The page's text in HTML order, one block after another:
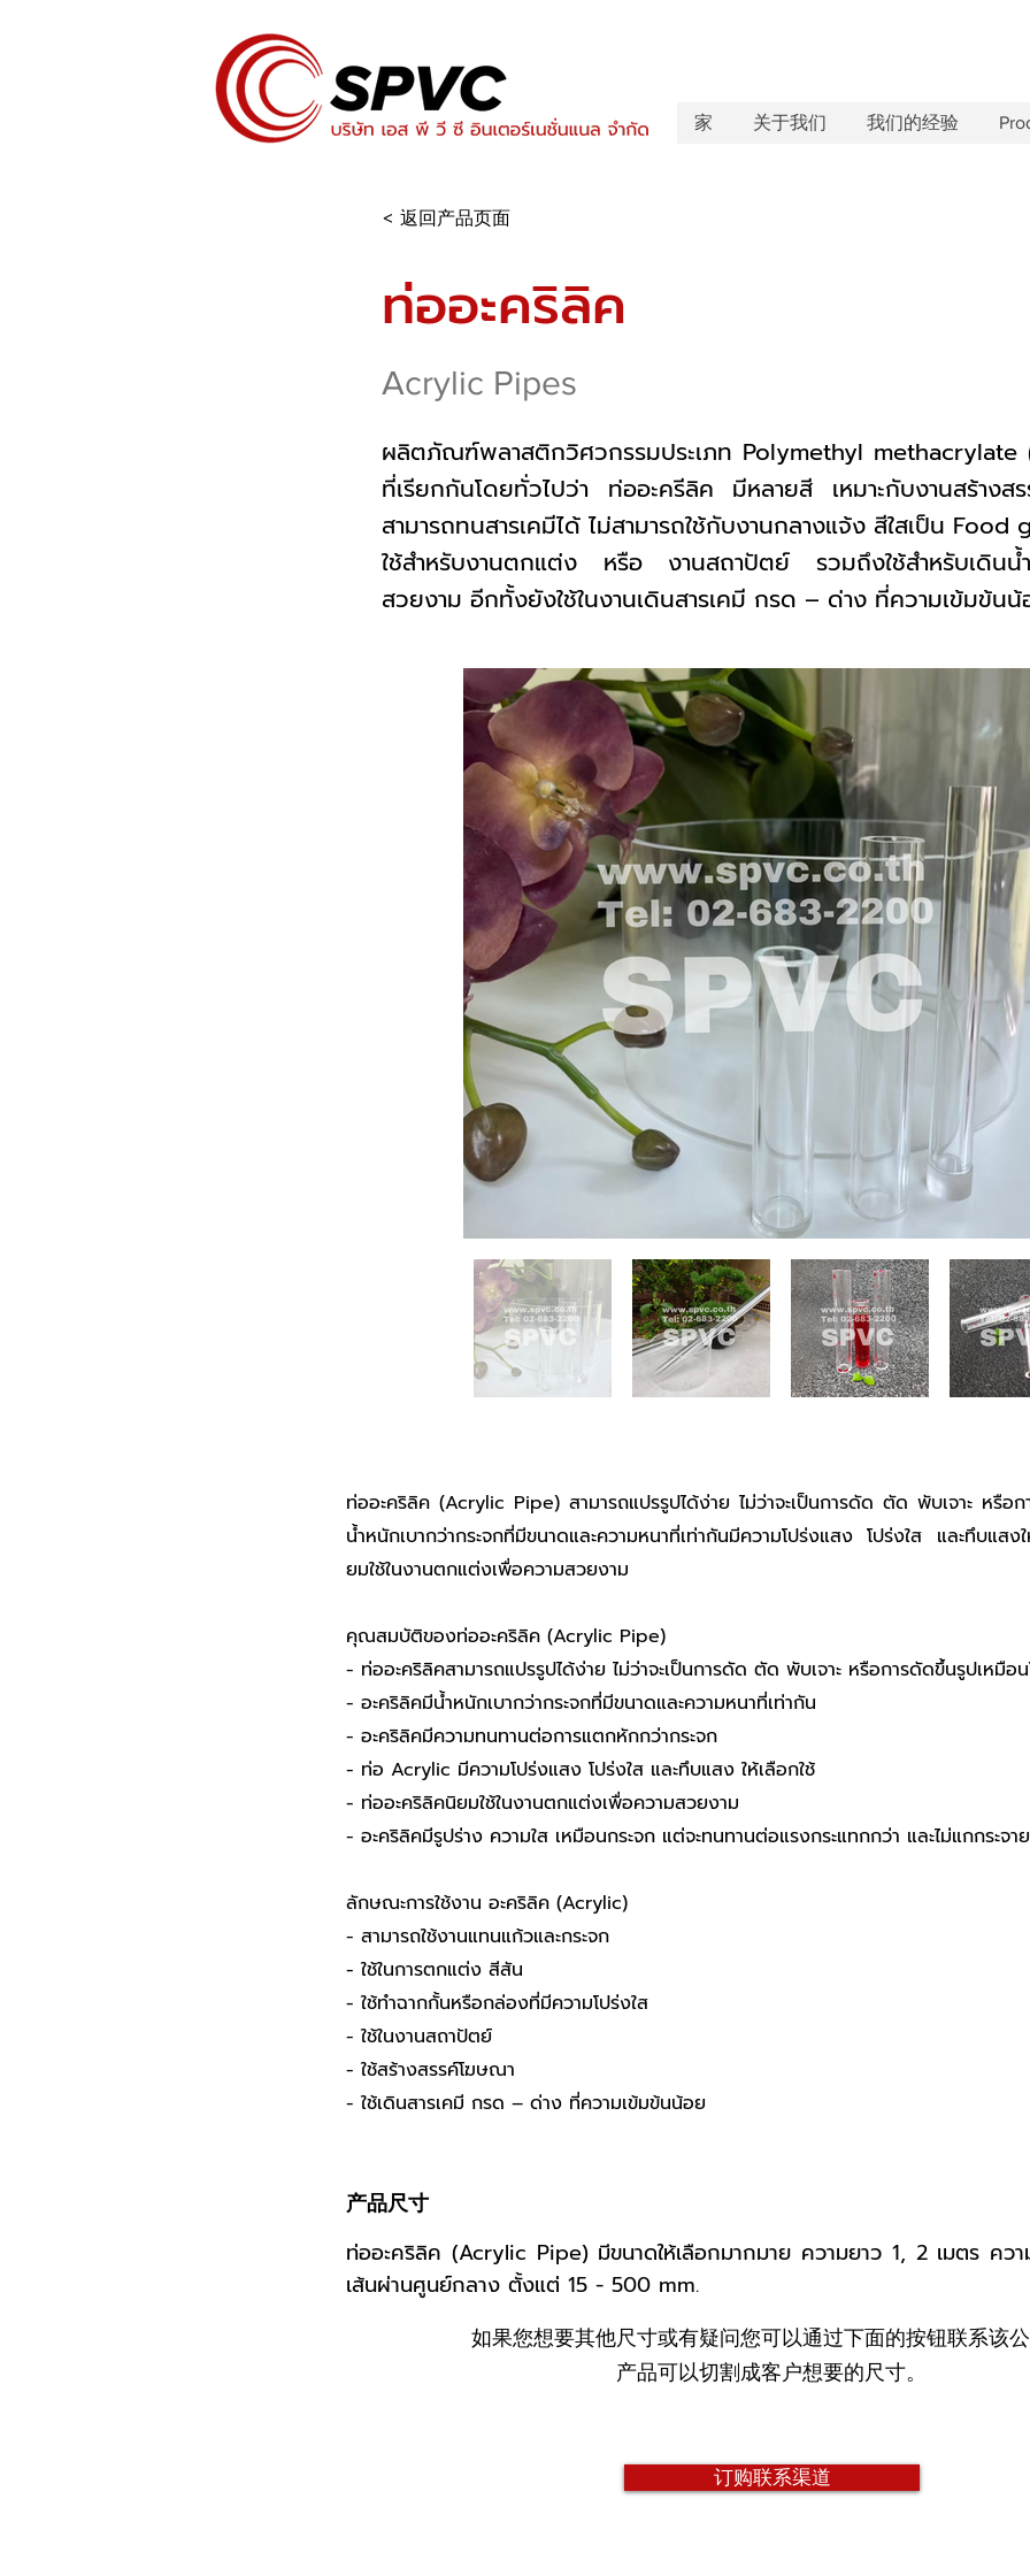
家 关于我们 我们的经验
< 返回产品页面
ท่ออะคริลิค
Acrylic Pipes
ผลิตภัณฑ์พลาสติกวิศวกรรมประเภท Polymethyl methacrylate
ที่เรียกกันโดยทั่วไปว่า ท่ออะครีลิค มีหลายสี เหมาะกับงานสร้างส
สามารถทนสารเคมีได้ ไม่สามารถใช้กับงานกลางแจ้ง สีใสเป็น Food
ใช้สำหรับงานตกแต่ง หรือ งานสถาปัตย์ รวมถึงใช้สำหรับเดินน้
สวยงาม อีกทั้งยังใช้ในงานเดินสารเคมี กรด – ด่าง ที่ความเข้มข้น
ท่ออะคริลิค (Acrylic Pipe) สามารถแปรรูปได้ง่าย ไม่ว่าจะเป็นการดัด ตัด พับเจาะ หรือ
น้ำหนักเบากว่ากระจกที่มีขนาดและความหนาที่เท่ากันมีความโปร่งแสง โปร่งใส และทึบแสง
ยมใช้ในงานตกแต่งเพื่อความสวยงาม
คุณสมบัติของท่ออะคริลิค (Acrylic Pipe)
- ท่ออะคริลิคสามารถแปรรูปได้ง่าย ไม่ว่าจะเป็นการดัด ตัด พับเจาะ หรือการดัดขึ้นรูปเหมือ
- อะคริลิคมีน้ำหนักเบากว่ากระจกที่มีขนาดและความหนาที่เท่ากัน
- อะคริลิคมีความทนทานต่อการแตกหักกว่ากระจก
- ท่อ Acrylic มีความโปร่งแสง โปร่งใส และทึบแสง ให้เลือกใช้
- ท่ออะคริลิคนิยมใช้ในงานตกแต่งเพื่อความสวยงาม
- อะคริลิคมีรูปร่าง ความใส เหมือนกระจก แต่จะทนทานต่อแรงกระแทกกว่า และไม่แกกระจา
ลักษณะการใช้งาน อะคริลิค (Acrylic)
- สามารถใช้งานแทนแก้วและกระจก
- ใช้ในการตกแต่ง สีสัน
- ใช้ทำฉากกั้นหรือกล่องที่มีความโปร่งใส
- ใช้ในงานสถาปัตย์
- ใช้สร้างสรรค์โฆษณา
- ใช้เดินสารเคมี กรด – ด่าง ที่ความเข้มข้นน้อย
产品尺寸
ท่ออะคริลิค (Acrylic Pipe) มีขนาดให้เลือกมากมาย ความยาว 1, 2 เมตร คว
เส้นผ่านศูนย์กลาง ตั้งแต่ 15 - 500 mm.
如果您想要其他尺寸或有疑问您可以通过下面的按钮联系该公
产品可以切割成客户想要的尺寸。
订购联系渠道